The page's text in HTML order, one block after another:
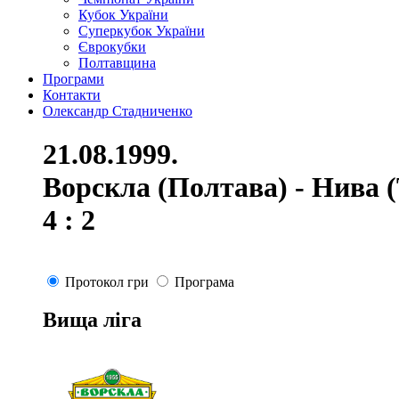
Кубок України
Суперкубок України
Єврокубки
Полтавщина
Програми
Контакти
Олександр Стадниченко
21.08.1999.
Ворскла (Полтава) - Нива
4 : 2
Протокол гри Програма
Вища ліга